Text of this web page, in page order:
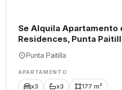
Se Alquila Apartamento
Residences, Punta
Punta Paitilla
APARTAMENTO
x3 x3 177 m²